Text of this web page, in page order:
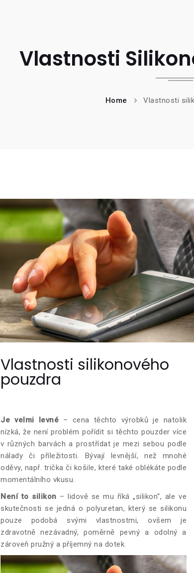
Vlastnosti
Home Vlastnosti
Vlastnosti silikonového
pouzdra
Je velmi levné – cena těchto výrobků je natolik
nízká, že není problém pořídit si těchto pouzder více
v různých barvách a prostřídat je mezi sebou podle
nálady či příležitosti. Bývají levnější, než mnohé
oděvy, např. trička či košile, které také oblékáte podle
momentálního vkusu.
Není to silikon – lidově se mu říká „silikon“, ale ve
skutečnosti se jedná o polyuretan, který se silikonu
pouze podobá svými vlastnostmi, ovšem je
zdravotně nezávadný, poměrně pevný a odolný a
zároveň pružný a příjemný na dotek.